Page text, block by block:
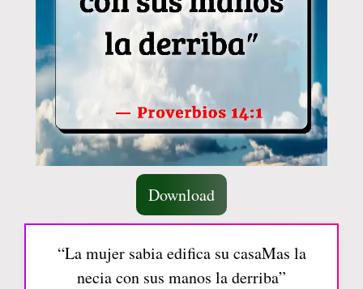
Download
“La mujer sabia edifica su casaMas la
necia con sus manos la derriba”